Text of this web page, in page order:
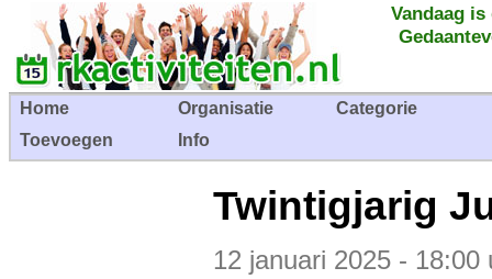
Vandaag
Home Organisatie
Categorie
Toevoegen
Info
Twintigjarig
12 januari 2025 - 18:00